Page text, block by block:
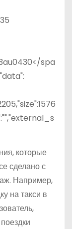
spa
которые
сделано с
Например,
на такси в